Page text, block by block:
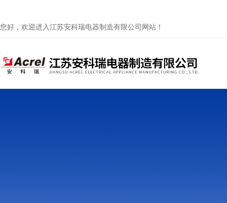
您好，欢迎进入江苏安科瑞电器制造有限公司网站！